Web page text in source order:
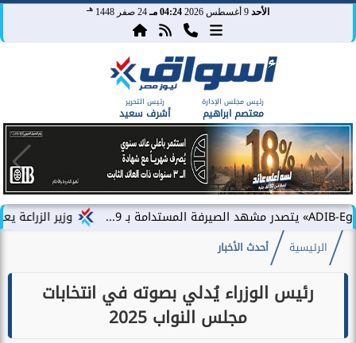
الأحد 04:24 مـ 24 صفر 1448 هـ
رئيس مجلس الإدارة
معتصم ابراهيم
رئيس التحرير
أشرف سعيد
وزير الزراعة يعلن تجاوز الصادرات
الرئيسية أحدث الأخبار
رئيس الوزراء يُدلي بصوته في انتخابات
مجلس النواب 2025